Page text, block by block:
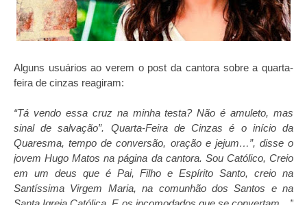
Alguns usuários ao verem o post da cantora sobre a quarta-
feira de cinzas reagiram:
“Tá vendo essa cruz na minha testa? Não é amuleto, mas
sinal de salvação”. Quarta-Feira de Cinzas é o início da
Quaresma, tempo de conversão, oração e jejum…”, disse o
jovem Hugo Matos na página da cantora. Sou Católico, Creio
em um deus que é Pai, Filho e Espírito Santo, creio na
Santíssima Virgem Maria, na comunhão dos Santos e na